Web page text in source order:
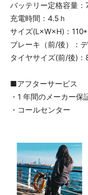
バッテリー定格容量
充電時間：4.5ｈ
サイズ(L×W×H)：
ブレーキ（前/後）：
タイヤサイズ(前/後)：
■アフターサービス
・1 年間のメーカー保
・コールセンター